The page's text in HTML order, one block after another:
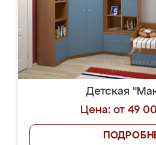
Детская
Цена: от 49